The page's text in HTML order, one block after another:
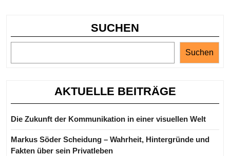
SUCHEN
Suchen
AKTUELLE BEITRÄGE
Die Zukunft der Kommunikation in einer visuellen Welt
Markus Söder Scheidung – Wahrheit, Hintergründe und
Fakten über sein Privatleben